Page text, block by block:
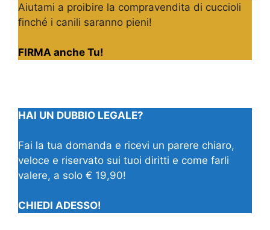
Aiutami a proibire la compravendita di cuccioli
finché i canili saranno pieni!
FIRMA anche Tu!
HAI UN DUBBIO LEGALE?
Fai la tua domanda e ricevi un parere chiaro,
veloce e riservato sui tuoi diritti e come farli
valere, a solo € 19,90!
CHIEDI ADESSO!